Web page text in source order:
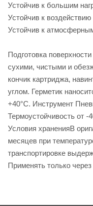
Устойчив к большим
Устойчив к
Устойчив к
Подготовка
сухими, чистыми и
кончик картриджа,
углом. Герметик
+40°С. Инструмент
Термоустойчивость от
Условия храненияВ
месяцев при
транспортировке
Применять только